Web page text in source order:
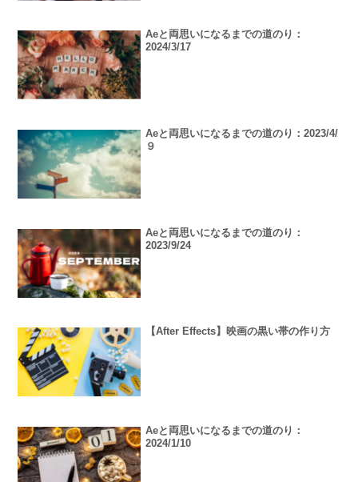
Aeと両思いになるまでの道のり：
2024/3/17
Aeと両思いになるまでの道のり：2023/4/
９
Aeと両思いになるまでの道のり：
2023/9/24
【After Effects】映画の黒い帯の作り方
Aeと両思いになるまでの道のり：
2024/1/10